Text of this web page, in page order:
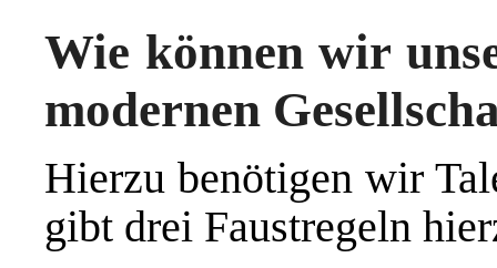
Wie können wir
modernen
Hierzu benötigen wir
gibt drei Faustregeln